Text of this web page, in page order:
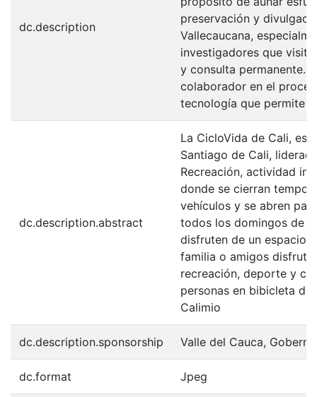
dc.description
preservación y
Vallecaucana,
investigadores que
y consulta permanente.
colaborador en el
tecnología que permite
dc.description.abstract
La CicloVida de Cali, es
Santiago de Cali,
Recreación, actividad
donde se cierran
vehículos y se abren
todos los domingos de
disfruten de un espacio
familia o amigos
recreación, deporte y
personas en bibicleta
Calimio
dc.description.sponsorship Valle del Cauca,
dc.format Jpeg